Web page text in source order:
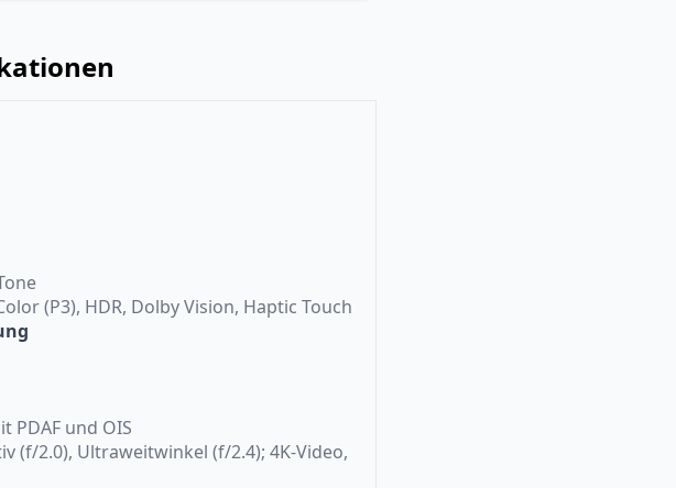
(P3), HDR, Dolby Vision, Haptic Touch
PDAF und OIS
(f/2.0), Ultraweitwinkel (f/2.4); 4K-Video,